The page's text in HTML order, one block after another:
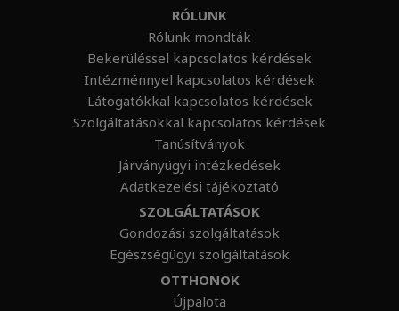
RÓLUNK
Rólunk mondták
Bekerüléssel kapcsolatos kérdések
Intézménnyel kapcsolatos kérdések
Látogatókkal kapcsolatos kérdések
Szolgáltatásokkal kapcsolatos kérdések
Tanúsítványok
Járványügyi intézkedések
Adatkezelési tájékoztató
SZOLGÁLTATÁSOK
Gondozási szolgáltatások
Egészségügyi szolgáltatások
OTTHONOK
Újpalota